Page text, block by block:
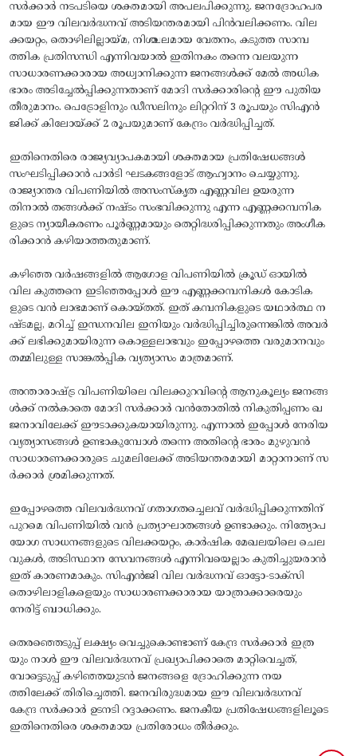
സർക്കാർ നടപടിയെ ശക്തമായി അപലപിക്കുന്നു. ജനദ്രോഹപര
മായ ഈ വിലവർദ്ധനവ് അടിയന്തരമായി പിൻവലിക്കണം. വില
ക്കയറ്റം, തൊഴിലില്ലായ്മ, നിശ്ചലമായ വേതനം, കടുത്ത സാമ്പ
ത്തിക പ്രതിസന്ധി എന്നിവയാൽ ഇതിനകം തന്നെ വലയുന്ന
സാധാരണക്കാരായ അധ്വാനിക്കുന്ന ജനങ്ങൾക്ക് മേൽ അധിക
ഭാരം അടിച്ചേൽപ്പിക്കുന്നതാണ് മോദി സർക്കാരിന്റെ ഈ പുതിയ
തീരുമാനം. പെട്രോളിനും ഡീസലിനും ലിറ്ററിന് 3 രൂപയും സിഎൻ
ജിക്ക് കിലോയ്ക്ക് 2 രൂപയുമാണ് കേന്ദ്രം വർദ്ധിപ്പിച്ചത്.
ഇതിനെതിരെ രാജ്യവ്യാപകമായി ശക്തമായ പ്രതിഷേധങ്ങൾ
സംഘടിപ്പിക്കാൻ പാർടി ഘടകങ്ങളോട് ആഹ്വാനം ചെയ്യുന്നു.
രാജ്യാന്തര വിപണിയിൽ അസംസ്‌കൃത എണ്ണവില ഉയരുന്ന
തിനാൽ തങ്ങൾക്ക് നഷ്ടം സംഭവിക്കുന്നു എന്ന എണ്ണക്കമ്പനിക
ളുടെ ന്യായീകരണം പൂർണ്ണമായും തെറ്റിദ്ധരിപ്പിക്കുന്നതും അംഗീക
രിക്കാൻ കഴിയാത്തതുമാണ്.
കഴിഞ്ഞ വർഷങ്ങളിൽ ആഗോള വിപണിയിൽ ക്രൂഡ് ഓയിൽ
വില കുത്തനെ ഇടിഞ്ഞപ്പോൾ ഈ എണ്ണക്കമ്പനികൾ കോടിക
ളുടെ വൻ ലാഭമാണ് കൊയ്തത്. ഇത് കമ്പനികളുടെ യഥാർത്ഥ ന
ഷ്ടമല്ല, മറിച്ച് ഇന്ധനവില ഇനിയും വർദ്ധിപ്പിച്ചിരുന്നെങ്കിൽ അവർ
ക്ക് ലഭിക്കുമായിരുന്ന കൊള്ളലാഭവും ഇപ്പോഴത്തെ വരുമാനവും
തമ്മിലുള്ള സാങ്കൽപ്പിക വ്യത്യാസം മാത്രമാണ്.
അന്താരാഷ്ട്ര വിപണിയിലെ വിലക്കുറവിന്റെ ആനുകൂല്യം ജനങ്ങ
ൾക്ക് നൽകാതെ മോദി സർക്കാർ വൻതോതിൽ നികുതിപ്പണം ഖ
ജനാവിലേക്ക് ഈടാക്കുകയായിരുന്നു. എന്നാൽ ഇപ്പോൾ നേരിയ
വ്യത്യാസങ്ങൾ ഉണ്ടാകുമ്പോൾ തന്നെ അതിന്റെ ഭാരം മുഴുവൻ
സാധാരണക്കാരുടെ ചുമലിലേക്ക് അടിയന്തരമായി മാറ്റാനാണ് സ
ർക്കാർ ശ്രമിക്കുന്നത്.
ഇപ്പോഴത്തെ വിലവർദ്ധനവ് ഗതാഗതച്ചെലവ് വർദ്ധിപ്പിക്കുന്നതിന്
പുറമെ വിപണിയിൽ വൻ പ്രത്യാഘാതങ്ങൾ ഉണ്ടാക്കും. നിത്യോപ
യോഗ സാധനങ്ങളുടെ വിലക്കയറ്റം, കാർഷിക മേഖലയിലെ ചെല
വുകൾ, അടിസ്ഥാന സേവനങ്ങൾ എന്നിവയെല്ലാം കുതിച്ചുയരാൻ
ഇത് കാരണമാകും. സിഎൻജി വില വർദ്ധനവ് ഓട്ടോ-ടാക്സി
തൊഴിലാളികളെയും സാധാരണക്കാരായ യാത്രാക്കാരെയും
നേരിട്ട് ബാധിക്കും.
തെരഞ്ഞെടുപ്പ് ലക്ഷ്യം വെച്ചുകൊണ്ടാണ് കേന്ദ്ര സർക്കാർ ഇത്ര
യും നാൾ ഈ വിലവർദ്ധനവ് പ്രഖ്യാപിക്കാതെ മാറ്റിവെച്ചത്,
വോട്ടെടുപ്പ് കഴിഞ്ഞയുടൻ ജനങ്ങളെ ദ്രോഹിക്കുന്ന നയ
ത്തിലേക്ക് തിരിച്ചെത്തി. ജനവിരുദ്ധമായ ഈ വിലവർദ്ധനവ്
കേന്ദ്ര സർക്കാർ ഉടനടി റദ്ദാക്കണം. ജനകീയ പ്രതിഷേധങ്ങളിലൂടെ
ഇതിനെതിരെ ശക്തമായ പ്രതിരോധം തീർക്കും.